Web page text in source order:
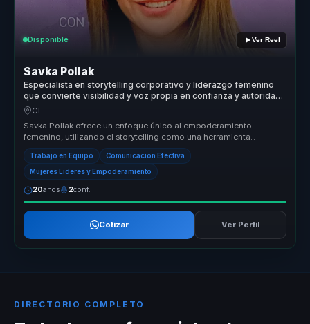
Disponible Ver Reel
Savka Pollak
Especialista en storytelling corporativo y liderazgo femenino
que convierte visibilidad y voz propia en confianza y autoridad
para mujeres líderes y equipos.
CL
Savka Pollak ofrece un enfoque único al empoderamiento
femenino, utilizando el storytelling como una herramienta
poderosa para crear espa...
Trabajo en Equipo Comunicación Efectiva
Mujeres Líderes y Empoderamiento
20años 2conf.
Cotizar Ver Perfil
DIRECTORIO COMPLETO